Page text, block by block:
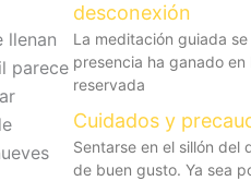
llenan
parece
desconexión
La meditación guiada
presencia ha ganado
reservada
Cuidados y
Sentarse en el sillón del
de buen gusto. Ya sea